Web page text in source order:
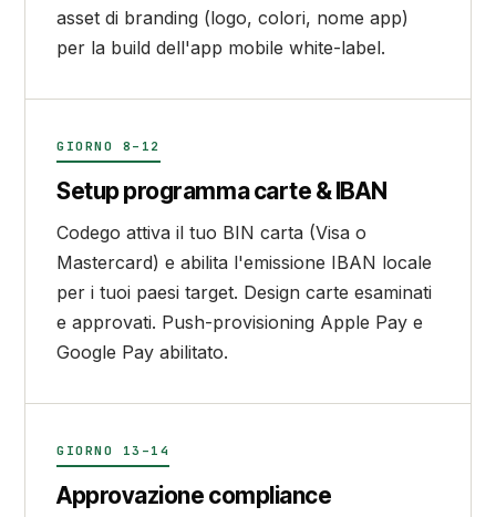
asset di branding (logo, colori, nome app)
per la build dell'app mobile white-label.
GIORNO 8–12
Setup programma carte & IBAN
Codego attiva il tuo BIN carta (Visa o
Mastercard) e abilita l'emissione IBAN locale
per i tuoi paesi target. Design carte esaminati
e approvati. Push-provisioning Apple Pay e
Google Pay abilitato.
GIORNO 13–14
Approvazione compliance